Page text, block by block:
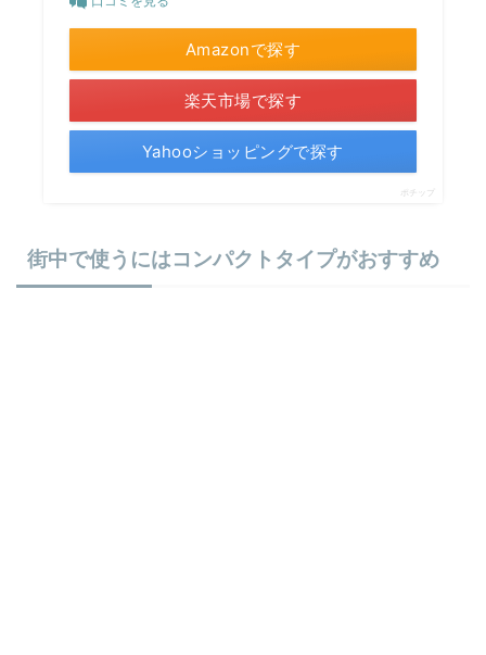
Amazonで探す
楽天市場で探す
Yahooショッピングで探す
ポチップ
街中で使うにはコンパクトタイプがおすすめ